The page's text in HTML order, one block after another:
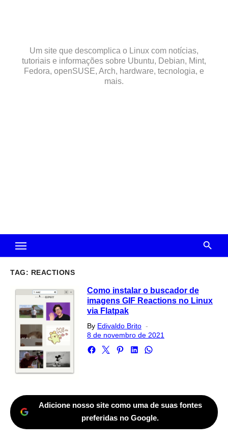
Um site que descomplica o Linux com notícias,
tutoriais e informações sobre Ubuntu, Debian, Mint,
Fedora, openSUSE, Arch, hardware, tecnologia, e
mais.
TAG: REACTIONS
Como instalar o buscador de
imagens GIF Reactions no Linux
via Flatpak
By Edivaldo Brito
on
8 de novembro de 2021
Adicione nosso site como uma de suas fontes
preferidas no Google.